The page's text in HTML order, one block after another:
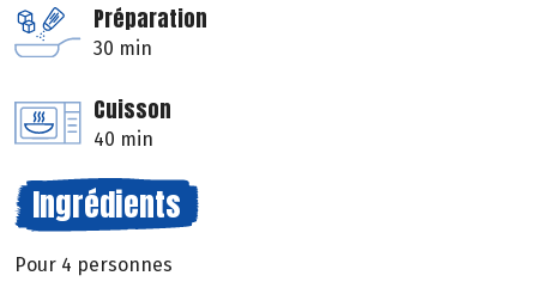
Préparation
30 min
Cuisson
40 min
Ingrédients
Pour 4 personnes